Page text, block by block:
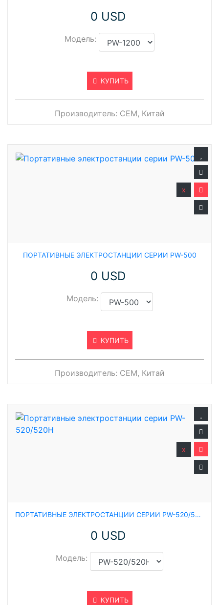
0 USD
Модель:
КУПИТЬ
Производитель: CEM, Китай
ПОРТАТИВНЫЕ ЭЛЕКТРОСТАНЦИИ СЕРИИ PW-500
0 USD
Модель:
КУПИТЬ
x
Производитель: CEM, Китай
ПОРТАТИВНЫЕ ЭЛЕКТРОСТАНЦИИ СЕРИИ PW-520/520H
0 USD
Модель:
КУПИТЬ
x